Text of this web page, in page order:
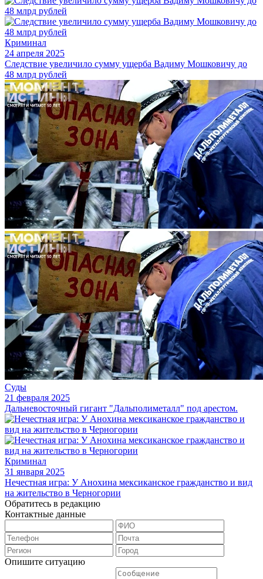
Криминал
24 апреля 2025
Следствие увеличило сумму ущерба Вадиму Мошковичу до
48 млрд рублей
Суды
21 февраля 2025
Дальневосточный гигант "Дальполиметалл" под арестом.
Криминал
31 января 2025
Нечестная игра: У Анохина мексиканское гражданство и вид
на жительство в Черногории
Обратитесь в редакцию
Контактные данные
Опишите ситуацию